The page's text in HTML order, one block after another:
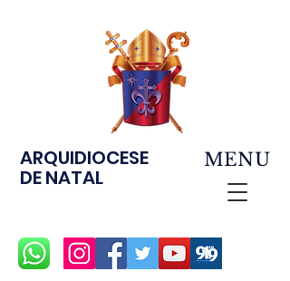
ARQUIDIOCESE
DE NATAL
MENU